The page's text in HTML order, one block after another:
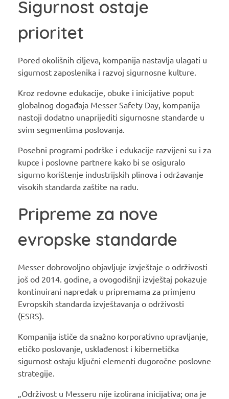
Sigurnost ostaje
prioritet
Pored okolišnih ciljeva, kompanija nastavlja ulagati u
sigurnost zaposlenika i razvoj sigurnosne kulture.
Kroz redovne edukacije, obuke i inicijative poput
globalnog događaja Messer Safety Day, kompanija
nastoji dodatno unaprijediti sigurnosne standarde u
svim segmentima poslovanja.
Posebni programi podrške i edukacije razvijeni su i za
kupce i poslovne partnere kako bi se osiguralo
sigurno korištenje industrijskih plinova i održavanje
visokih standarda zaštite na radu.
Pripreme za nove
evropske standarde
Messer dobrovoljno objavljuje izvještaje o održivosti
još od 2014. godine, a ovogodišnji izvještaj pokazuje
kontinuirani napredak u pripremama za primjenu
Evropskih standarda izvještavanja o održivosti
(ESRS).
Kompanija ističe da snažno korporativno upravljanje,
etičko poslovanje, usklađenost i kibernetička
sigurnost ostaju ključni elementi dugoročne poslovne
strategije.
„Održivost u Messeru nije izolirana inicijativa; ona je